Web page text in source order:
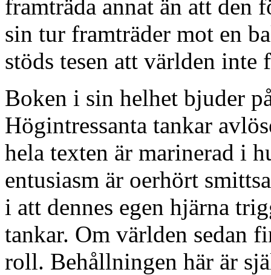
framträda annat än att
sin tur framträder mot en
stöds tesen att världen inte
Boken i sin helhet bjuder
Högintressanta tankar
hela texten är marinerad i
entusiasm är oerhört
i att dennes egen hjärna
tankar. Om världen sedan
roll. Behållningen här är